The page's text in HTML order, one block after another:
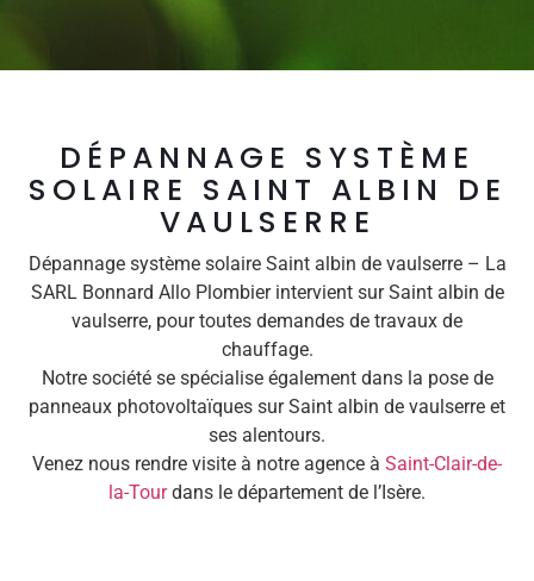
DÉPANNAGE SYSTÈME
SOLAIRE SAINT ALBIN DE
VAULSERRE
Dépannage système solaire Saint albin de vaulserre – La
SARL Bonnard Allo Plombier intervient sur Saint albin de
vaulserre, pour toutes demandes de travaux de
chauffage.
Notre société se spécialise également dans la pose de
panneaux photovoltaïques sur Saint albin de vaulserre et
ses alentours.
Venez nous rendre visite à notre agence à Saint-Clair-de-
la-Tourdans le département de l’Isère.